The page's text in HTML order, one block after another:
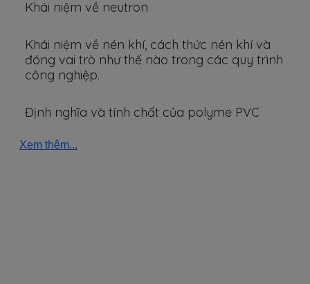
Khái niệm về neutron
Khái niệm về nén khí, cách thức nén khí và
đóng vai trò như thế nào trong các quy trình
công nghiệp.
Định nghĩa và tính chất của polyme PVC
Xem thêm...